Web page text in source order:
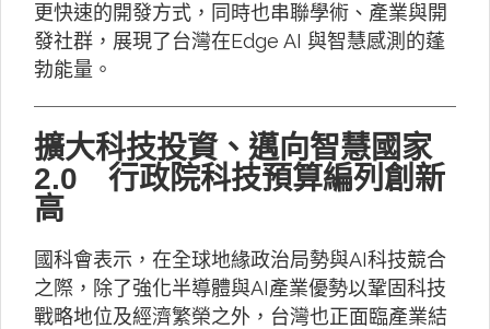
更快速的開發方式，同時也串聯學術、產業與開
發社群，展現了台灣在Edge AI 與智慧感測的蓬
勃能量。
擴大科技投資、邁向智慧國家
2.0 行政院科技預算編列創新
高
國科會表示，在全球地緣政治局勢與AI科技競合
之際，除了強化半導體與AI產業優勢以鞏固科技
戰略地位及經濟繁榮之外，台灣也正面臨產業結